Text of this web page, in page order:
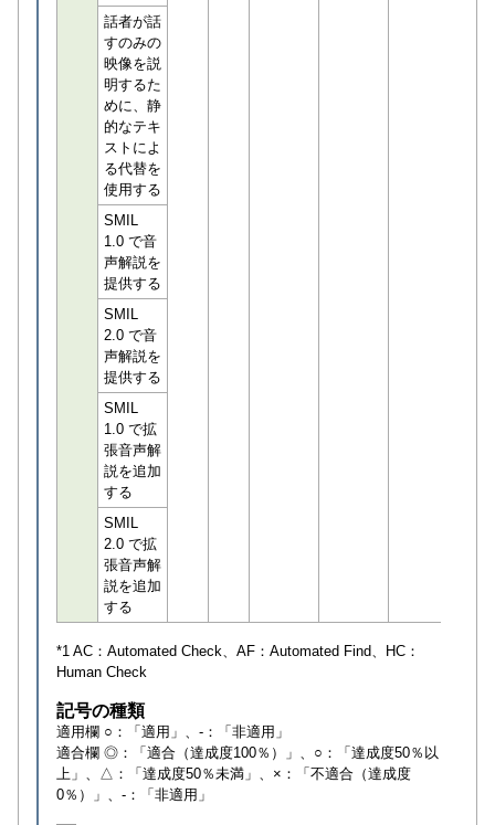
話者が話
すのみの
映像を説
明するた
めに、静
的なテキ
ストによ
る代替を
使用する
SMIL
1.0 で音
声解説を
提供する
SMIL
2.0 で音
声解説を
提供する
SMIL
1.0 で拡
張音声解
説を追加
する
SMIL
2.0 で拡
張音声解
説を追加
する
*1 AC： Automated Check、AF： Automated Find、HC：
Human Check
記号の種類
適用欄 ○：「適用」、-：「非適用」
適合欄 ◎：「適合（達成度100％）」、○：「達成度50％以
上」、△：「達成度50％未満」、×：「不適合（達成度
0％）」、-：「非適用」